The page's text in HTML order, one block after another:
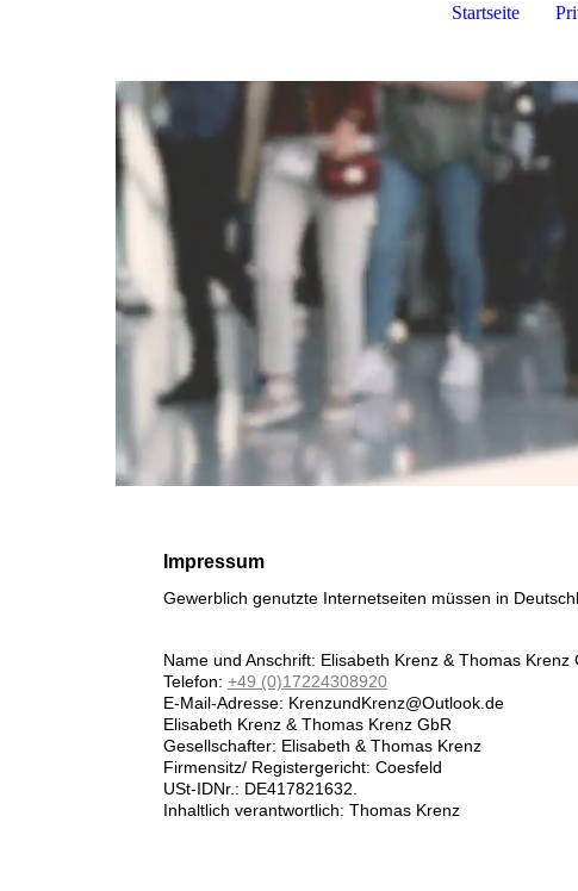
Startseite
Impressum
Gewerblich genutzte Internetseiten müssen in
Name und Anschrift: Elisabeth Krenz & Thomas
Telefon: +49 (0)17224308920
E-Mail-Adresse: KrenzundKrenz@Outlook.de
Elisabeth Krenz & Thomas Krenz GbR
Gesellschafter: Elisabeth & Thomas Krenz
Firmensitz/ Registergericht: Coesfeld
USt-IDNr.: DE417821632.
Inhaltlich verantwortlich: Thomas Krenz